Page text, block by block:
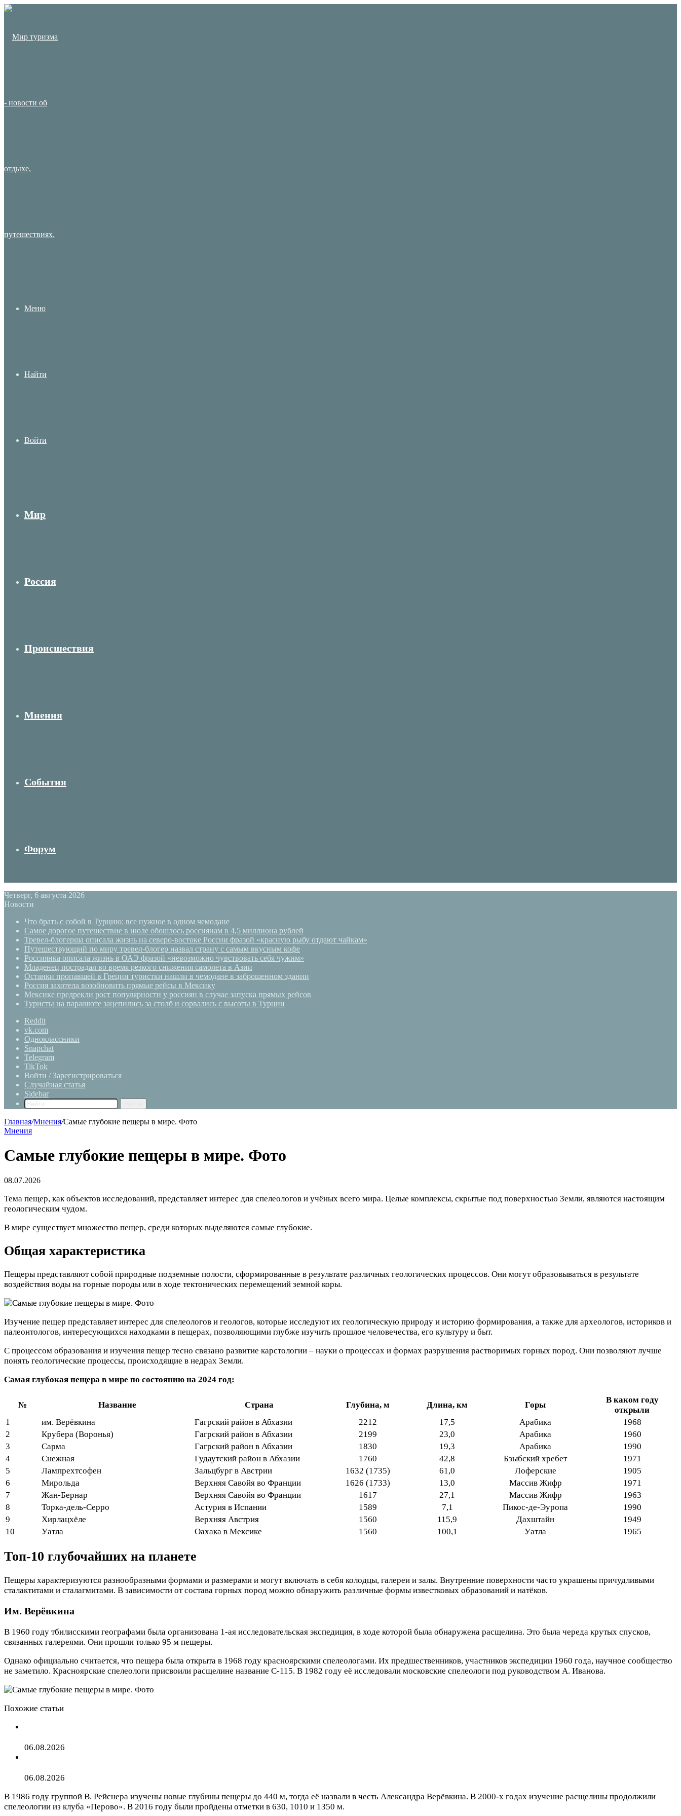
Меню
Найти
Войти
Мир
Россия
Происшествия
Мнения
События
Форум
Четверг, 6 августа 2026
Новости
Что брать с собой в Турцию: все нужное в одном чемодане
Самое дорогое путешествие в июле обошлось россиянам в 4,5 миллиона рублей
Тревел-блогерша описала жизнь на северо-востоке России фразой «красную рыбу отдают чайкам»
Путешествующий по миру тревел-блогер назвал страну с самым вкусным кофе
Россиянка описала жизнь в ОАЭ фразой «невозможно чувствовать себя чужим»
Младенец пострадал во время резкого снижения самолета в Азии
Останки пропавшей в Греции туристки нашли в чемодане в заброшенном здании
Россия захотела возобновить прямые рейсы в Мексику
Мексике предрекли рост популярности у россиян в случае запуска прямых рейсов
Туристы на парашюте зацепились за столб и сорвались с высоты в Турции
Reddit
vk.com
Одноклассники
Snapchat
Telegram
TikTok
Войти / Зарегистрироваться
Случайная статья
Sidebar
Главная/Мнения/Самые глубокие пещеры в мире. Фото
Мнения
Самые глубокие пещеры в мире. Фото
08.07.2026
Тема пещер, как объектов исследований, представляет интерес для спелеологов и учёных всего мира. Целые комплексы, скрытые под поверхностью Земли, являются настоящим
геологическим чудом.
В мире существует множество пещер, среди которых выделяются самые глубокие.
Общая характеристика
Пещеры представляют собой природные подземные полости, сформированные в результате различных геологических процессов. Они могут образовываться в результате
воздействия воды на горные породы или в ходе тектонических перемещений земной коры.
Изучение пещер представляет интерес для спелеологов и геологов, которые исследуют их геологическую природу и историю формирования, а также для археологов, историков и
палеонтологов, интересующихся находками в пещерах, позволяющими глубже изучить прошлое человечества, его культуру и быт.
С процессом образования и изучения пещер тесно связано развитие карстологии – науки о процессах и формах разрушения растворимых горных пород. Они позволяют лучше
понять геологические процессы, происходящие в недрах Земли.
Самая глубокая пещера в мире по состоянию на 2024 год:
№ Название Страна Глубина, м Длина, км Горы
В каком году
открыли
1
им. Верёвкина Гагрский район в Абхазии 2212 17,5 Арабика
1968
2
Крубера (Воронья) Гагрский район в Абхазии 2199 23,0 Арабика
1960
3
Сарма Гагрский район в Абхазии 1830 19,3 Арабика
1990
4
Снежная Гудаутский район в Абхазии 1760 42,8 Бзыбский хребет
1971
5
Лампрехтсофен Зальцбург в Австрии 1632 (1735) 61,0 Лоферские
1905
6
Мирольда Верхняя Савойя во Франции 1626 (1733) 13,0 Массив Жифр
1971
7
Жан-Бернар Верхняя Савойя во Франции 1617 27,1 Массив Жифр
1963
8
Торка-дель-Серро Астурия в Испании 1589 7,1 Пикос-де-Эуропа
1990
9
Хирлацхёле Верхняя Австрия 1560 115,9 Дахштайн
1949
10
Уатла Оахака в Мексике 1560 100,1 Уатла 1965
Топ-10 глубочайших на планете
Пещеры характеризуются разнообразными формами и размерами и могут включать в себя колодцы, галереи и залы. Внутренние поверхности часто украшены причудливыми
сталактитами и сталагмитами. В зависимости от состава горных пород можно обнаружить различные формы известковых образований и натёков.
Им. Верёвкина
В 1960 году тбилисскими географами была организована 1-ая исследовательская экспедиция, в ходе которой была обнаружена расщелина. Это была череда крутых спусков,
связанных галереями. Они прошли только 95 м пещеры.
Однако официально считается, что пещера была открыта в 1968 году красноярскими спелеологами. Их предшественников, участников экспедиции 1960 года, научное сообщество
не заметило. Красноярские спелеологи присвоили расщелине название С-115. В 1982 году её исследовали московские спелеологи под руководством А. Иванова.
Похожие статьи
06.08.2026
06.08.2026
В 1986 году группой В. Рейснера изучены новые глубины пещеры до 440 м, тогда её назвали в честь Александра Верёвкина. В 2000-х годах изучение расщелины продолжили
спелеологии из клуба «Перово». В 2016 году были пройдены отметки в 630, 1010 и 1350 м.